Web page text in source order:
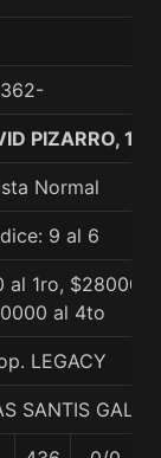
PIZARRO,
Normal
9 al 6
al 1ro,
al 4to
LEGACY
SANTIS